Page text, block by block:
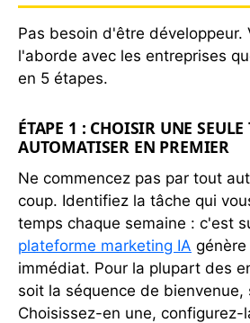
Pas besoin d'être développeur.
l'aborde avec les entreprises
en 5 étapes.
ÉTAPE 1 : CHOISIR UNE SEULE
AUTOMATISER EN PREMIER
Ne commencez pas par tout
coup. Identifiez la tâche qui
temps chaque semaine : c'est
plateforme marketing IA
immédiat. Pour la plupart des
soit la séquence de bienvenue,
Choisissez-en une, configurez-